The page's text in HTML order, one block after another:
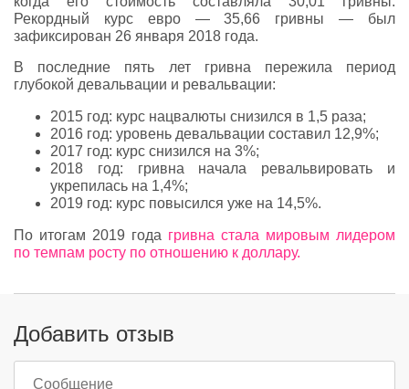
Рекордный курс евро — 35,66 гривны — был
зафиксирован 26 января 2018 года.
В последние пять лет гривна пережила период
глубокой девальвации и ревальвации:
2015 год: курс нацвалюты снизился в 1,5 раза;
2016 год: уровень девальвации составил 12,9%;
2017 год: курс снизился на 3%;
2018 год: гривна начала ревальвировать и
укрепилась на 1,4%;
2019 год: курс повысился уже на 14,5%.
По итогам 2019 года гривна стала мировым лидером
по темпам росту по отношению к доллару.
Добавить отзыв